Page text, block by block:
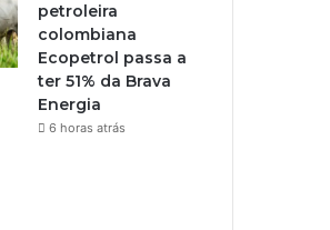
petroleira
colombiana
Ecopetrol passa a
ter 51% da Brava
Energia
6 horas atrás